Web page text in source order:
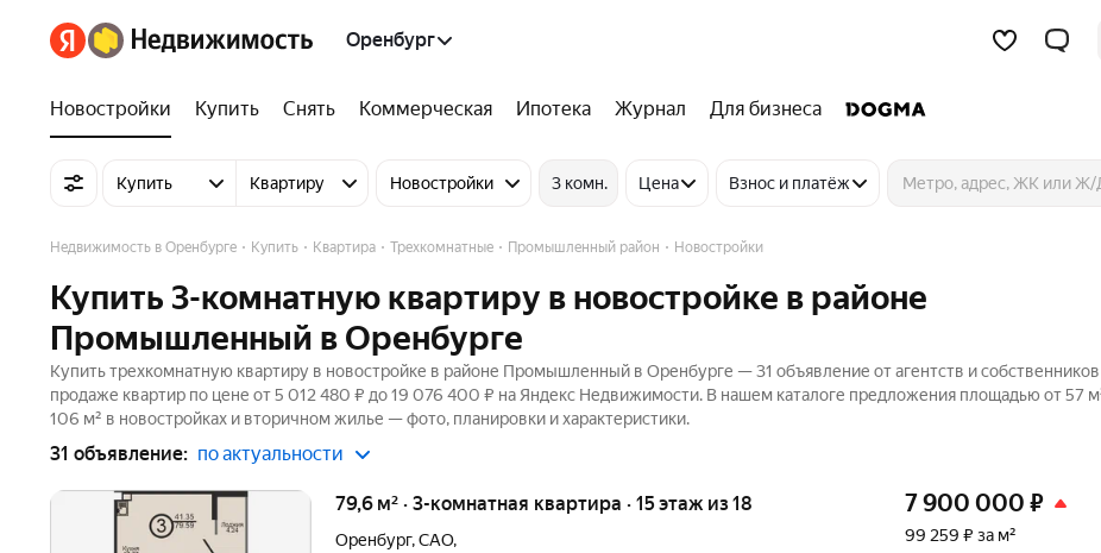
Оренбург
Новостройки Купить Снять Коммерческая Ипотека Журнал Для бизнеса
Купить Квартиру Новостройки 3 комн. Цена Взнос и платёж
Недвижимость в Оренбурге Купить Квартира Трехкомнатные Промышленный район Новостройки
Купить 3-комнатную квартиру в новостройке в районе
Промышленный в Оренбурге
Купить трехкомнатную квартиру в новостройке в районе Промышленный в Оренбурге — 31 объявление от агентств и
продаже квартир по цене от 5 012 480 ₽ до 19 076 400 ₽ на Яндекс Недвижимости. В нашем каталоге предложения площадью от 57
106 м² в новостройках и вторичном жилье — фото, планировки и характеристики.
31 объявление: по актуальности
79,6 м² · 3-комнатная квартира · 15 этаж из 18
Оренбург,САО,
7 900 000 ₽
99 259 ₽ за м²